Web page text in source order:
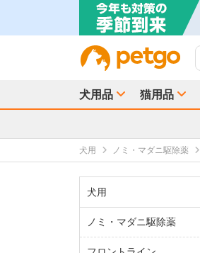
犬用品 猫用品
犬用 ノミ・マダニ駆除薬
犬用
ノミ・マダニ駆除薬